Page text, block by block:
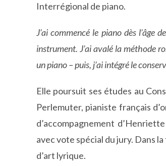
Interrégional de piano.
J’ai commencé le piano dès l’âge
instrument. J’ai avalé la méthode
un piano – puis, j’ai intégré le
Elle poursuit ses études au
Perlemuter, pianiste français
d’accompagnement
avec vote spécial du jury. Dans
d’art lyrique.